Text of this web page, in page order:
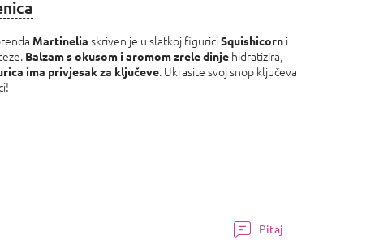
Martinelia skriven je u slatkoj figuriciSquishicorn i
Balzam s okusom i aromom zrele dinje hidratizira,
ima privjesak za ključeve. Ukrasite svoj snop ključeva
Pitaj